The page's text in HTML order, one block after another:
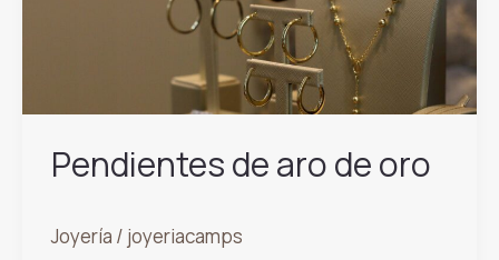
Pendientes de aro de oro
Joyería / joyeriacamps